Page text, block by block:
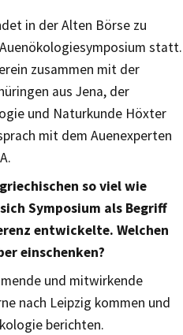
in der Alten Börse zu
statt.
zusammen mit der
aus Jena, der
und Naturkunde Höxter
mit dem Auenexperten
so viel wie
Symposium als Begriff
entwickelte. Welchen
einschenken?
und mitwirkende
nach Leipzig kommen und
berichten.